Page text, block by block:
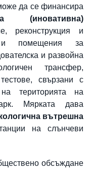
да се финансира
(иновативна)
реконструкция и
и помещения за
и развойна
трансфер,
свързани с
територията на
Мярката дава
вътрешна
на слънчеви
обсъждане